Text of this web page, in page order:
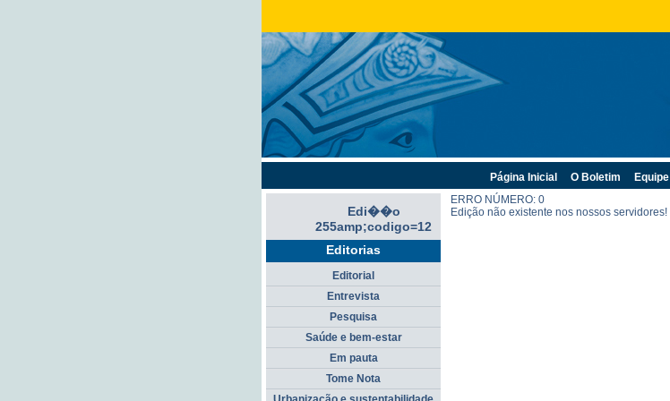
ERRO NÚMERO: 0
Edição não existente nos nossos servidores!
Edi��o
255amp;codigo=12
Editorias
Editorial
Entrevista
Pesquisa
Saúde e bem-estar
Em pauta
Tome Nota
Página Inicial O Boletim Equipe